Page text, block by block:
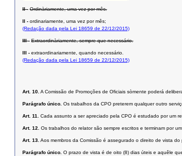
II - Ordinàriamente, uma vez por mês.
II - ordinariamente, uma vez por mês;
(Redação dada pela Lei 18659 de 22/12/2015)
III - Extraordinàriamente, sempre que necessário.
III - extraordinariamente, quando necessário.
(Redação dada pela Lei 18659 de 22/12/2015)
Art. 10. A Comissão de Promoções de Oficiais sòmente poderá
Parágrafo único. Os trabalhos da CPO preterem qualquer outro
Art. 11. Cada assunto a ser apreciado pela CPO é estudado por um
Art. 12. Os trabalhos do relator são sempre escritos e terminam por
Art. 13. Aos membros da Comissão é assegurado o direito de vista
Parágrafo único. O prazo de vista é de oito (8) dias úteis e aquêle